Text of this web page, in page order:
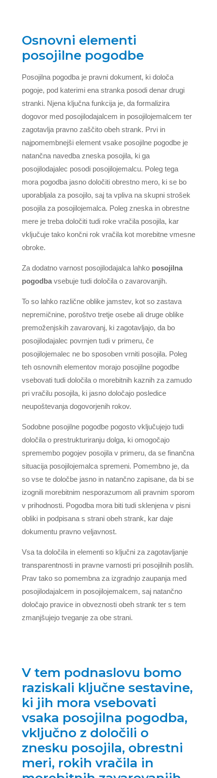
Osnovni elementi
posojilne pogodbe
Posojilna pogodba je pravni dokument, ki določa
pogoje, pod katerimi ena stranka posodi denar drugi
stranki. Njena ključna funkcija je, da formalizira
dogovor med posojilodajalcem in posojilojemalcem ter
zagotavlja pravno zaščito obeh strank. Prvi in
najpomembnejši element vsake posojilne pogodbe je
natančna navedba zneska posojila, ki ga
posojilodajalec posodi posojilojemalcu. Poleg tega
mora pogodba jasno določiti obrestno mero, ki se bo
uporabljala za posojilo, saj ta vpliva na skupni strošek
posojila za posojilojemalca. Poleg zneska in obrestne
mere je treba določiti tudi roke vračila posojila, kar
vključuje tako končni rok vračila kot morebitne vmesne
obroke.
Za dodatno varnost posojilodajalca lahko posojilna
pogodbavsebuje tudi določila o zavarovanjih.
To so lahko različne oblike jamstev, kot so zastava
nepremičnine, poroštvo tretje osebe ali druge oblike
premoženjskih zavarovanj, ki zagotavljajo, da bo
posojilodajalec povrnjen tudi v primeru, če
posojilojemalec ne bo sposoben vrniti posojila. Poleg
teh osnovnih elementov morajo posojilne pogodbe
vsebovati tudi določila o morebitnih kaznih za zamudo
pri vračilu posojila, ki jasno določajo posledice
neupoštevanja dogovorjenih rokov.
Sodobne posojilne pogodbe pogosto vključujejo tudi
določila o prestrukturiranju dolga, ki omogočajo
spremembo pogojev posojila v primeru, da se finančna
situacija posojilojemalca spremeni. Pomembno je, da
so vse te določbe jasno in natančno zapisane, da bi se
izognili morebitnim nesporazumom ali pravnim sporom
v prihodnosti. Pogodba mora biti tudi sklenjena v pisni
obliki in podpisana s strani obeh strank, kar daje
dokumentu pravno veljavnost.
Vsa ta določila in elementi so ključni za zagotavljanje
transparentnosti in pravne varnosti pri posojilnih poslih.
Prav tako so pomembna za izgradnjo zaupanja med
posojilodajalcem in posojilojemalcem, saj natančno
določajo pravice in obveznosti obeh strank ter s tem
zmanjšujejo tveganje za obe strani.
V tem podnaslovu bomo
raziskali ključne sestavine,
ki jih mora vsebovati
vsaka posojilna pogodba,
vključno z določili o
znesku posojila, obrestni
meri, rokih vračila in